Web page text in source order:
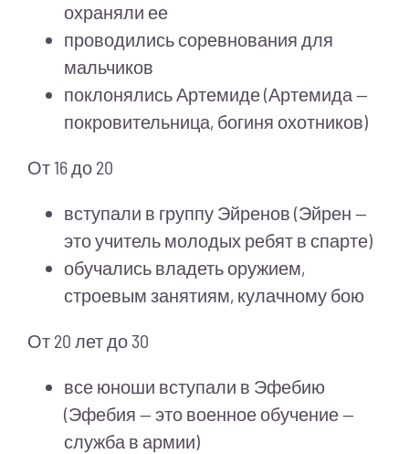
охраняли ее
проводились соревнования для
мальчиков
поклонялись Артемиде (Артемида —
покровительница, богиня охотников)
От 16 до 20
вступали в группу Эйренов (Эйрен —
это учитель молодых ребят в спарте)
обучались владеть оружием,
строевым занятиям, кулачному бою
От 20 лет до 30
все юноши вступали в Эфебию
(Эфебия — это военное обучение —
служба в армии)